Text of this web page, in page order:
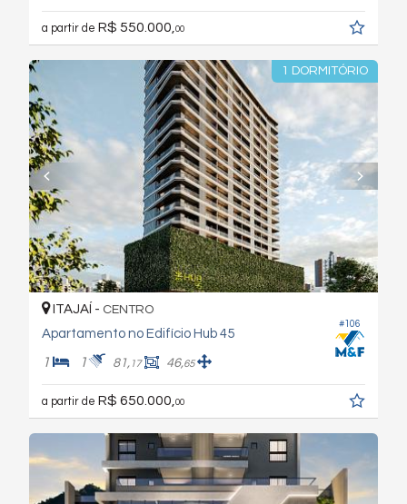
a partir de R$ 550.000, 00
1 DORMITÓRIO
#106
ITAJAÍ - CENTRO
Apartamento no Edifício Hub 45
1 1 81,17 46,65
a partir de R$ 650.000, 00